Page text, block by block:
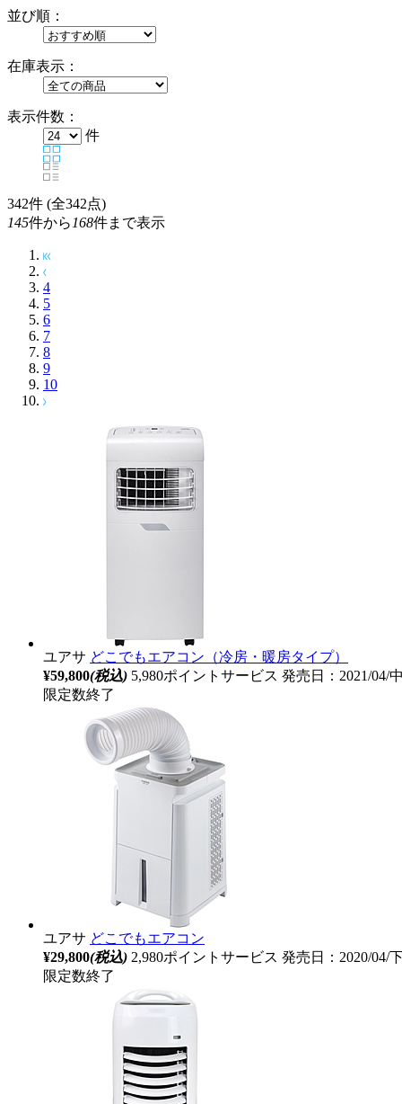
並び順：
在庫表示：
表示件数：
件
342件 (全342点)
145件から 168件まで表示
4
5
6
7
8
9
10
ユアサ どこでもエアコン（冷房・暖房タイプ）
¥59,800(税込) 5,980ポイントサービス 発売日：2021/04/
限定数終了
ユアサ どこでもエアコン
¥29,800(税込) 2,980ポイントサービス 発売日：2020/04/
限定数終了